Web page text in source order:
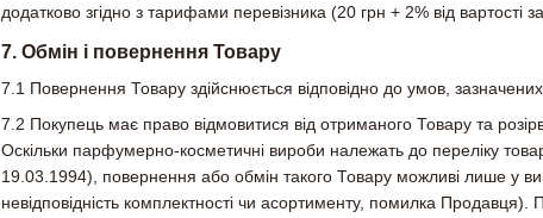
додатково згідно з тарифами перевізника (20 грн + 2% від вартості
7. Обмін і повернення Товару
7.1 Повернення Товару здійснюється відповідно до умов,
7.2 Покупець має право відмовитися від отриманого Товару та
Оскільки парфумерно-косметичні вироби належать до переліку
19.03.1994), повернення або обмін такого Товару можливі лише у
невідповідність комплектності чи асортименту, помилка